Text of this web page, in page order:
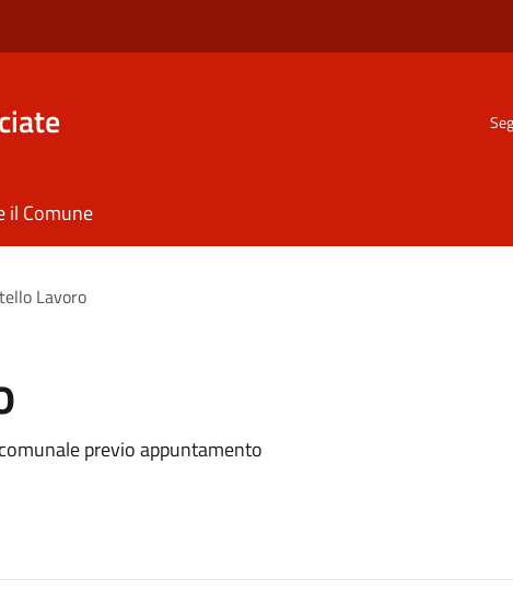
il Comune
Lavoro
previo appuntamento